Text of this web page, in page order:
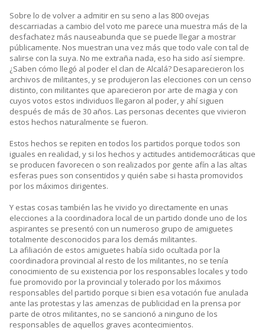
Sobre lo de volver a admitir en su seno a las 800 ovejas
descarriadas a cambio del voto me parece una muestra más de la
desfachatez más nauseabunda que se puede llegar a mostrar
públicamente. Nos muestran una vez más que todo vale con tal de
salirse con la suya. No me extraña nada, eso ha sido así siempre.
¿Saben cómo llegó al poder el clan de Alcalá? Desaparecieron los
archivos de militantes, y se produjeron las elecciones con un censo
distinto, con militantes que aparecieron por arte de magia y con
cuyos votos estos individuos llegaron al poder, y ahí siguen
después de más de 30 años. Las personas decentes que vivieron
estos hechos naturalmente se fueron.
Estos hechos se repiten en todos los partidos porque todos son
iguales en realidad, y si los hechos y actitudes antidemocráticas que
se producen favorecen o son realizados por gente afín a las altas
esferas pues son consentidos y quién sabe si hasta promovidos
por los máximos dirigentes.
Y estas cosas también las he vivido yo directamente en unas
elecciones a la coordinadora local de un partido donde uno de los
aspirantes se presentó con un numeroso grupo de amiguetes
totalmente desconocidos para los demás militantes.
La afiliación de estos amiguetes había sido ocultada por la
coordinadora provincial al resto de los militantes, no se tenía
conocimiento de su existencia por los responsables locales y todo
fue promovido por la provincial y tolerado por los máximos
responsables del partido porque si bien esa votación fue anulada
ante las protestas y las amenzas de publicidad en la prensa por
parte de otros militantes, no se sancionó a ninguno de los
responsables de aquellos graves acontecimientos.